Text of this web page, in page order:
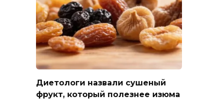
Диетологи назвали сушеный
фрукт, который полезнее изюма